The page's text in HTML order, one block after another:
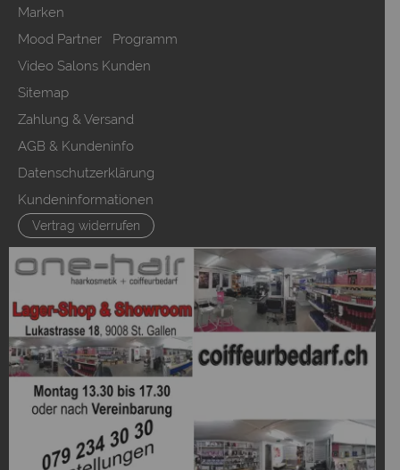
Marken
Mood Partner Programm
Video Salons Kunden
Sitemap
Zahlung & Versand
AGB & Kundeninfo
Datenschutzerklärung
Kundeninformationen
Vertrag widerrufen